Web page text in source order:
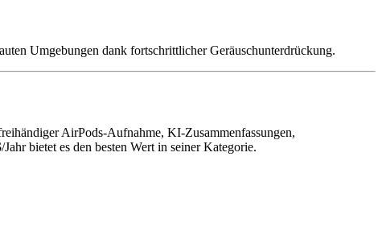
Umgebungen dank fortschrittlicher Geräuschunterdrückung.
AirPods-Aufnahme, KI-Zusammenfassungen,
bietet es den besten Wert in seiner Kategorie.